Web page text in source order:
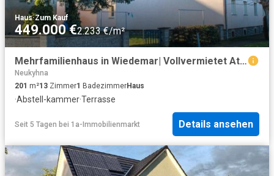
Haus·Zum Kauf
449.000 €2.233 €/m²
Mehrfamilienhaus in Wiedemar| Vollvermietet Attraktive Rendite
Neukyhna
201 m²13 Zimmer1 BadezimmerHaus
·Abstell-kammer·Terrasse
Seit 5 Tagen bei 1a-Immobilienmarkt Details ansehen